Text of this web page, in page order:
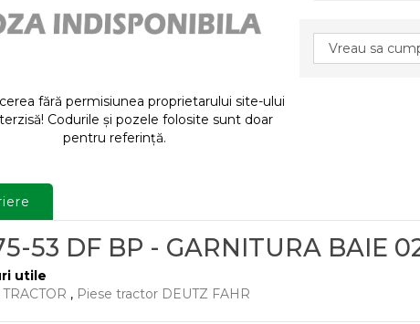
fără permisiunea proprietarului site-ului
Codurile și pozele folosite sunt doar
pentru referință.
53 DF BP - GARNITURA BAIE
utile
, Piese tractor DEUTZ FAHR